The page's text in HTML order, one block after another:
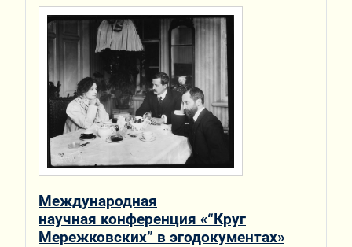
Международная
научная конференция «“Круг
Мережковских” в эгодокументах»